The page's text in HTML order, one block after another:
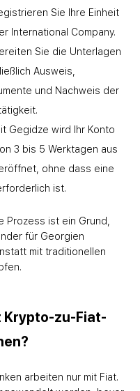
Sie Ihre Einheit
International Company.
Sie die Unterlagen
Ausweis,
und Nachweis der
Gegidze wird Ihr Konto
3 bis 5 Werktagen aus
ohne dass eine
ist.
Prozess ist ein Grund,
für Georgien
mit traditionellen
Krypto-zu-Fiat-
arbeiten nur mit Fiat.